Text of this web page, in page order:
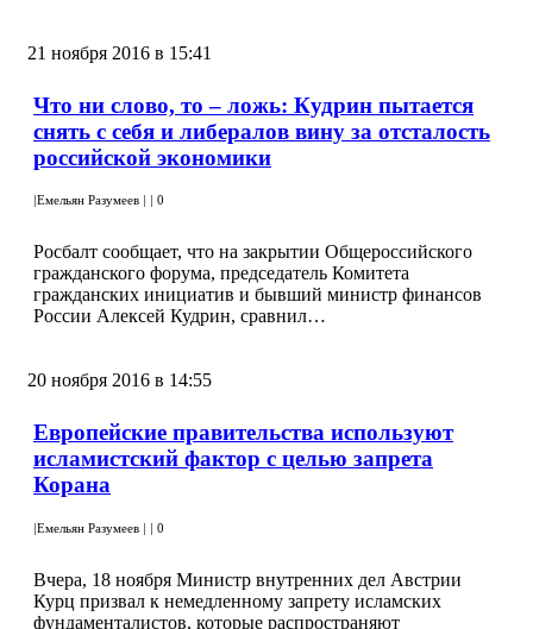
21 ноября 2016 в 15:41
Что ни слово, то – ложь: Кудрин пытается
снять с себя и либералов вину за отсталость
российской экономики
Емельян Разумеев 0
Росбалт сообщает, что на закрытии Общероссийского
гражданского форума, председатель Комитета
гражданских инициатив и бывший министр финансов
России Алексей Кудрин, сравнил…
20 ноября 2016 в 14:55
Европейские правительства используют
исламистский фактор с целью запрета
Корана
|Емельян Разумеев | | 0
Вчера, 18 ноября Министр внутренних дел Австрии
Курц призвал к немедленному запрету исламских
фундаменталистов, которые распространяют